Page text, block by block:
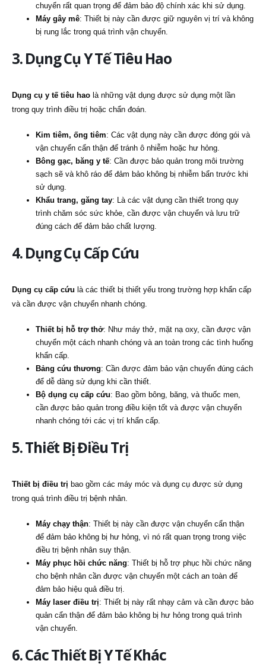
chuyển rất quan trọng để đảm bảo độ chính xác khi sử dụng.
Máy gây mê: Thiết bị này cần được giữ nguyên vị trí và không
bị rung lắc trong quá trình vận chuyển.
3. Dụng Cụ Y Tế Tiêu Hao
Dụng cụ y tế tiêu hao là những vật dụng được sử dụng một lần
trong quy trình điều trị hoặc chẩn đoán.
Kim tiêm, ống tiêm: Các vật dụng này cần được đóng gói và
vận chuyển cẩn thận để tránh ô nhiễm hoặc hư hỏng.
Bông gạc, băng y tế: Cần được bảo quản trong môi trường
sạch sẽ và khô ráo để đảm bảo không bị nhiễm bẩn trước khi
sử dụng.
Khẩu trang, găng tay: Là các vật dụng cần thiết trong quy
trình chăm sóc sức khỏe, cần được vận chuyển và lưu trữ
đúng cách để đảm bảo chất lượng.
4. Dụng Cụ Cấp Cứu
Dụng cụ cấp cứu là các thiết bị thiết yếu trong trường hợp khẩn cấp
và cần được vận chuyển nhanh chóng.
Thiết bị hỗ trợ thở: Như máy thở, mặt nạ oxy, cần được vận
chuyển một cách nhanh chóng và an toàn trong các tình huống
khẩn cấp.
Bảng cứu thương: Cần được đảm bảo vận chuyển đúng cách
để dễ dàng sử dụng khi cần thiết.
Bộ dụng cụ cấp cứu: Bao gồm bông, băng, và thuốc men,
cần được bảo quản trong điều kiện tốt và được vận chuyển
nhanh chóng tới các vị trí khẩn cấp.
5. Thiết Bị Điều Trị
Thiết bị điều trị bao gồm các máy móc và dụng cụ được sử dụng
trong quá trình điều trị bệnh nhân.
Máy chạy thận: Thiết bị này cần được vận chuyển cẩn thận
để đảm bảo không bị hư hỏng, vì nó rất quan trọng trong việc
điều trị bệnh nhân suy thận.
Máy phục hồi chức năng: Thiết bị hỗ trợ phục hồi chức năng
cho bệnh nhân cần được vận chuyển một cách an toàn để
đảm bảo hiệu quả điều trị.
Máy laser điều trị: Thiết bị này rất nhạy cảm và cần được bảo
quản cẩn thận để đảm bảo không bị hư hỏng trong quá trình
vận chuyển.
6. Các Thiết Bị Y Tế Khác